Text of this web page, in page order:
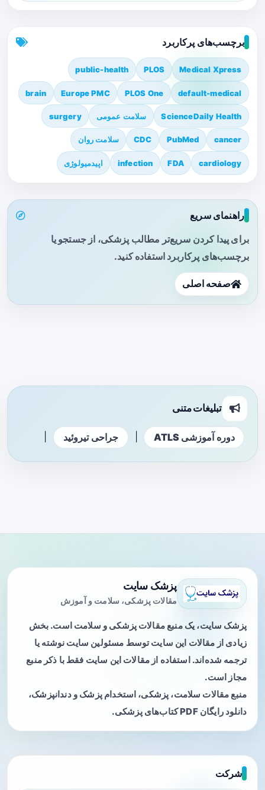
برچسب‌های پرکاربرد
Medical Xpress
PLOS
public-health
default-medical
PLOS One
Europe PMC
brain
ScienceDaily Health سلامت عمومی surgery
cancer
PubMed
CDC سلامت روان
cardiology
FDA
infection اپیدمیولوژی
راهنمای سریع
برای پیدا کردن سریع‌تر مطالب پزشکی، از جستجو یا
برچسب‌های پرکاربرد استفاده کنید.
صفحه اصلی
تبلیغات متنی
دوره آموزشی ATLS جراحی تیروئید
پزشک سایت
مقالات پزشکی، سلامت و آموزش
پزشک سایت، یک منبع مقالات پزشکی و سلامت است. بخش
زیادی از مقالات این سایت توسط مسئولین سایت نوشته یا
ترجمه شده‌اند. استفاده از مقالات این سایت فقط با ذکر منبع
مجاز است.
منبع مقالات سلامت، پزشکی، استخدام پزشک و دندانپزشک،
دانلود رایگان PDF کتاب‌های پزشکی.
شرکت